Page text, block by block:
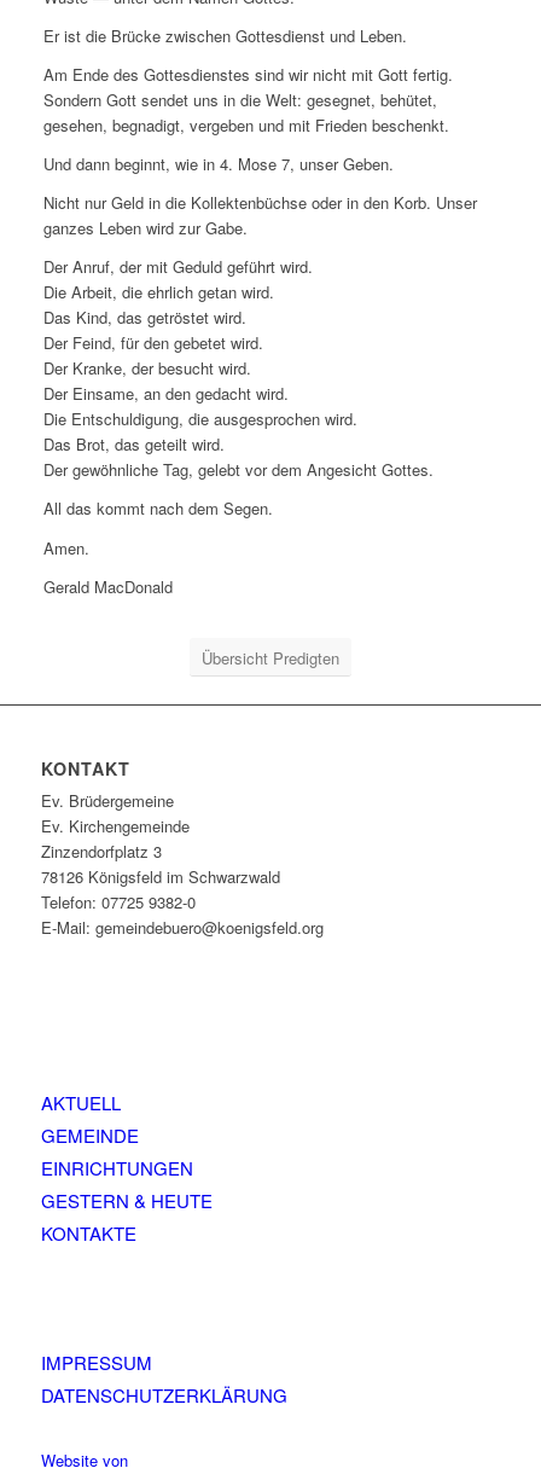
Er ist die Brücke zwischen Gottesdienst und Leben.
Am Ende des Gottesdienstes sind wir nicht mit Gott fertig.
Sondern Gott sendet uns in die Welt: gesegnet, behütet,
gesehen, begnadigt, vergeben und mit Frieden beschenkt.
Und dann beginnt, wie in 4. Mose 7, unser Geben.
Nicht nur Geld in die Kollektenbüchse oder in den Korb. Unser
ganzes Leben wird zur Gabe.
Der Anruf, der mit Geduld geführt wird.
Die Arbeit, die ehrlich getan wird.
Das Kind, das getröstet wird.
Der Feind, für den gebetet wird.
Der Kranke, der besucht wird.
Der Einsame, an den gedacht wird.
Die Entschuldigung, die ausgesprochen wird.
Das Brot, das geteilt wird.
Der gewöhnliche Tag, gelebt vor dem Angesicht Gottes.
All das kommt nach dem Segen.
Amen.
Gerald MacDonald
Übersicht Predigten
KONTAKT
Ev. Brüdergemeine
Ev. Kirchengemeinde
Zinzendorfplatz 3
78126 Königsfeld im Schwarzwald
Telefon: 07725 9382-0
E-Mail: gemeindebuero@koenigsfeld.org
AKTUELL
GEMEINDE
EINRICHTUNGEN
GESTERN & HEUTE
KONTAKTE
IMPRESSUM
DATENSCHUTZERKLÄRUNG
Website von